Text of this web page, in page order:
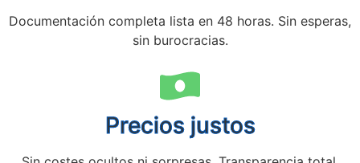
Documentación completa lista en 48 horas. Sin esperas,
sin burocracias.
Precios justos